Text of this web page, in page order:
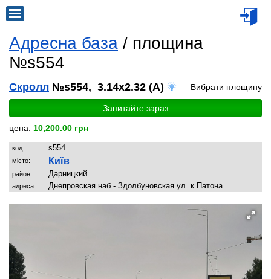
Адресна база / площина
№s554
Скролл №s554, 3.14x2.32 (A) Вибрати площину
Запитайте зараз
цена: 10,200.00 грн
код: s554
місто: Київ
район: Дарницкий
адреса: Днепровская наб - Здолбуновская ул. к Патона